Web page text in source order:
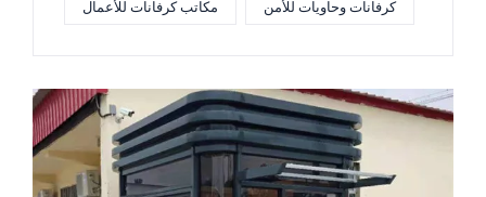
كرفانات وحاويات للأمن مكاتب كرفانات للأعمال